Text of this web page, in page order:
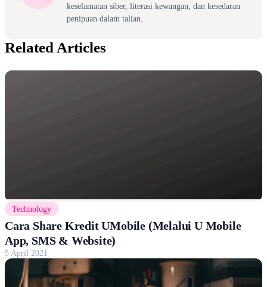
keselamatan siber, literasi kewangan, dan kesedaran
penipuan dalam talian.
Related Articles
Technology
Cara Share Kredit UMobile (Melalui U Mobile
App, SMS & Website)
5 April 2021